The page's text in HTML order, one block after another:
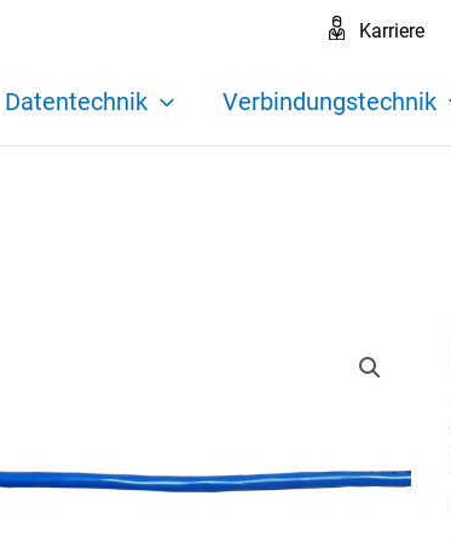
Karriere
Datentechnik Verbindungstechnik